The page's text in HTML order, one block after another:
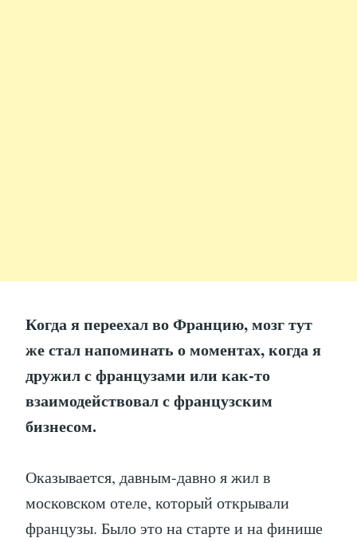
Когда я переехал во Францию, мозг тут
же стал напоминать о моментах, когда я
дружил с французами или как-то
взаимодействовал с французским
бизнесом.
Оказывается, давным-давно я жил в
московском отеле, который открывали
французы. Было это на старте и на финише